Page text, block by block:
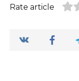
Rate article